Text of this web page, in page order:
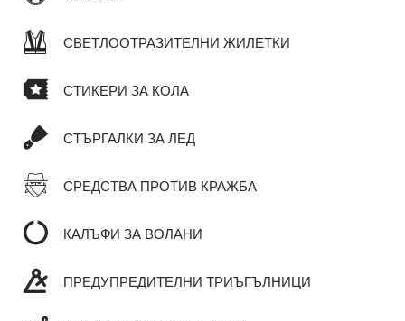
СВЕТЛООТРАЗИТЕЛНИ ЖИЛЕТКИ
СТИКЕРИ ЗА КОЛА
СТЪРГАЛКИ ЗА ЛЕД
СРЕДСТВА ПРОТИВ КРАЖБА
КАЛЪФИ ЗА ВОЛАНИ
ПРЕДУПРЕДИТЕЛНИ ТРИЪГЪЛНИЦИ